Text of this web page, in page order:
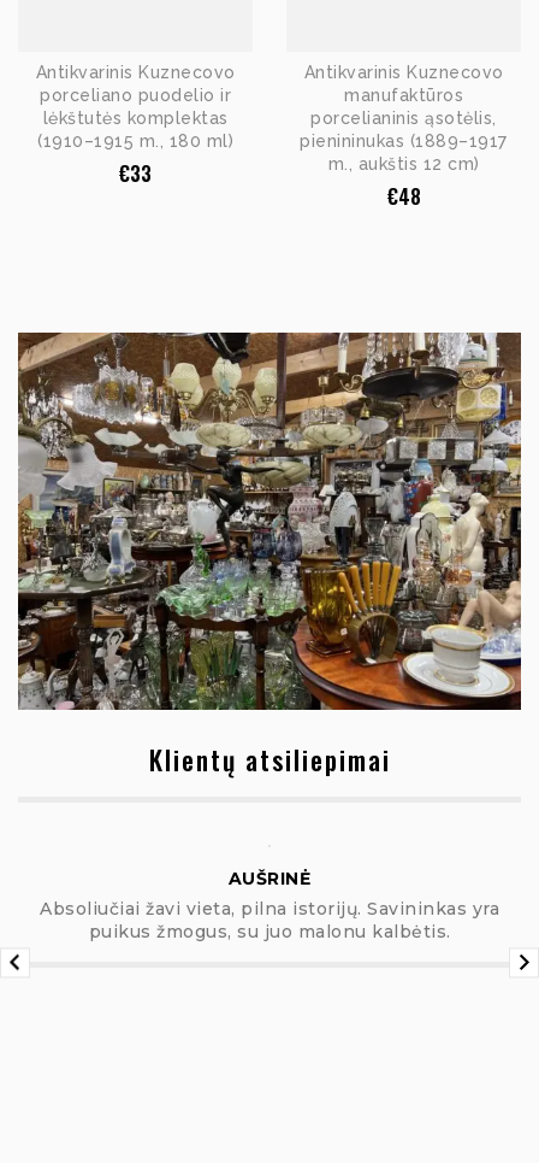
Antikvarinis Kuznecovo
porceliano puodelio ir
lėkštutės komplektas
(1910–1915 m., 180 ml)
€33
Antikvarinis Kuznecovo
manufaktūros
porcelianinis ąsotėlis,
pienininukas (1889–1917
m., aukštis 12 cm)
€48
Klientų atsiliepimai
Absoliučiai žavi vieta, pilna istorijų. Savininkas yra
puikus žmogus, su juo malonu kalbėtis.
AUŠRINĖ